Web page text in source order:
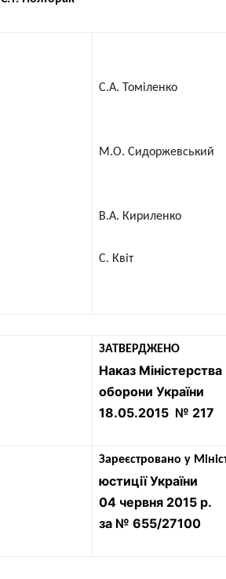
С.А. Томіленко
М.О. Сидоржевський
В.А. Кириленко
С. Квіт
ЗАТВЕРДЖЕНО
Наказ Міністерства
оборони України
18.05.2015 № 217
Зареєстровано у
юстиції України
04 червня 2015 р.
за № 655/27100